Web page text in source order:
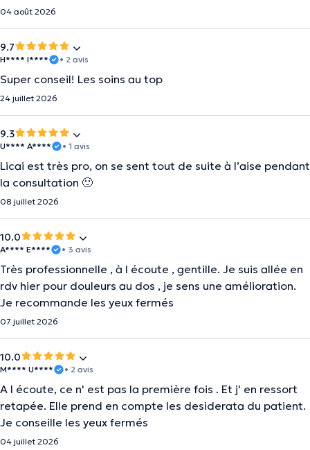
04 août 2026
9.7
H**** I**** • 2 avis
Super conseil! Les soins au top
24 juillet 2026
9.3
U**** A**** • 1 avis
Licai est très pro, on se sent tout de suite à l’aise pendant
la consultation 🙂
08 juillet 2026
10.0
A**** E**** • 3 avis
Très professionnelle , à l écoute , gentille. Je suis allée en
rdv hier pour douleurs au dos , je sens une amélioration.
Je recommande les yeux fermés
07 juillet 2026
10.0
M**** U**** • 2 avis
A l écoute, ce n' est pas la première fois . Et j' en ressort
retapée. Elle prend en compte les desiderata du patient.
Je conseille les yeux fermés
04 juillet 2026